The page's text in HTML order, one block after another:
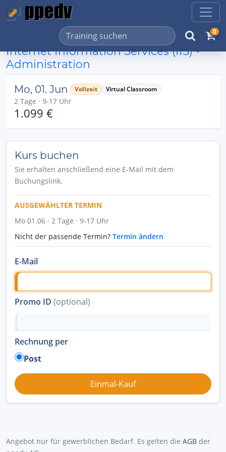
0
Internet Information Services (IIS) -
Administration
Mo, 01. Jun Vollzeit Virtual Classroom
2 Tage · 9-17 Uhr
1.099 €
Kurs buchen
Sie erhalten anschließend eine E-Mail mit dem
Buchungslink.
AUSGEWÄHLTER TERMIN
Mo 01.06 · 2 Tage · 9-17 Uhr
Nicht der passende Termin? Termin ändern
E-Mail
Promo ID (optional)
Rechnung per
Post
Angebot nur für gewerblichen Bedarf. Es gelten die AGB der